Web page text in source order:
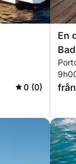
0 (0)
En